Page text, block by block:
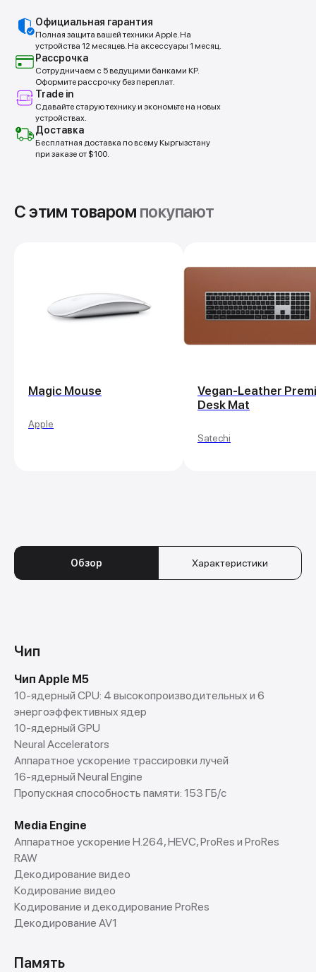
Официальная гарантия
Полная защита вашей техники Apple. На
устройства 12 месяцев. На аксессуары 1 месяц.
Рассрочка
Сотрудничаем с 5 ведущими банками КР.
Оформите рассрочку без переплат.
Trade in
Сдавайте старую технику и экономьте на новых
устройствах.
Доставка
Бесплатная доставка по всему Кыргызстану
при заказе от $100.
С этим товаром покупают
Magic Mouse
Apple
Vegan-Leather
Desk Mat
Satechi
Обзор Характеристики
Чип
Чип Apple M5
10-ядерный CPU: 4 высокопроизводительных и 6
энергоэффективных ядер
10-ядерный GPU
Neural Accelerators
Аппаратное ускорение трассировки лучей
16-ядерный Neural Engine
Пропускная способность памяти: 153 ГБ/с
Media Engine
Аппаратное ускорение H.264, HEVC, ProRes и ProRes
RAW
Декодирование видео
Кодирование видео
Кодирование и декодирование ProRes
Декодирование AV1
Память